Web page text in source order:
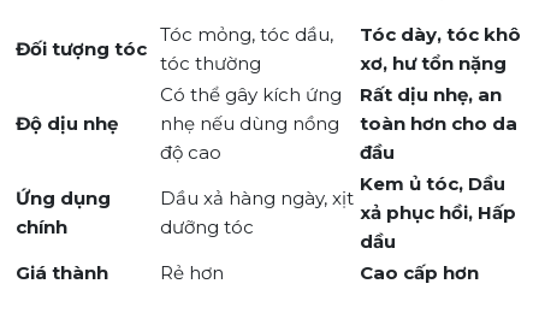
Đối tượng tóc
Tóc mỏng, tóc dầu,
tóc thường
Tóc dày, tóc khô
xơ, hư tổn nặng
Độ dịu nhẹ
Có thể gây kích ứng
nhẹ nếu dùng nồng
độ cao
Rất dịu nhẹ, an
toàn hơn cho da
đầu
Ứng dụng
chính
Dầu xả hàng ngày, xịt
dưỡng tóc
Kem ủ tóc, Dầu
xả phục hồi, Hấp
dầu
Giá thành
Rẻ hơn Cao cấp hơn